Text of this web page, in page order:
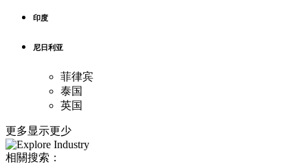
印度
尼日利亚
菲律宾
泰国
英国
更多显示更少
相關搜索：